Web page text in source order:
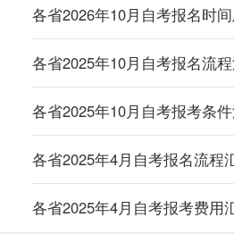
各省2025年10月自考报名流
各省2025年10月自考报考条
各省2025年4月自考报名流程
各省2025年4月自考报考费用